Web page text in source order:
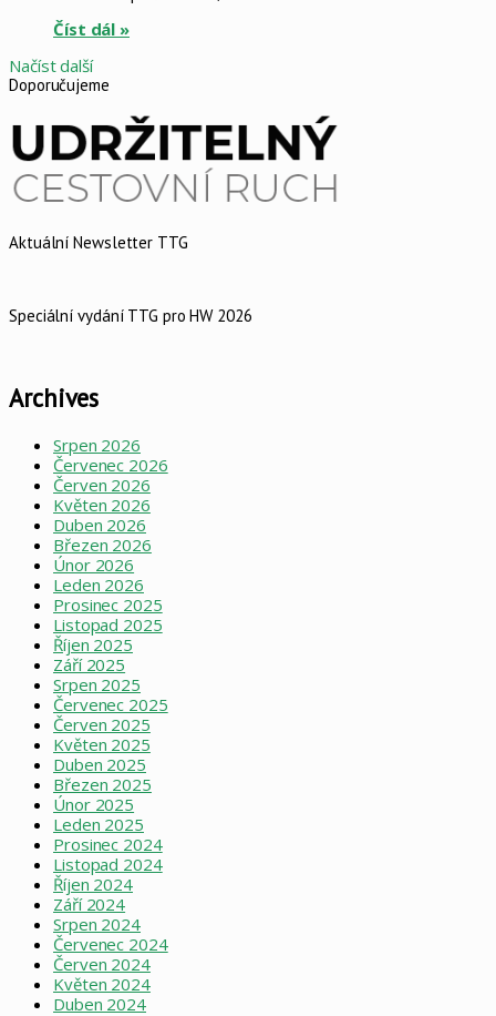
Číst dál »
Načíst další
Doporučujeme
Aktuální Newsletter TTG
Speciální vydání TTG pro HW 2026
Archives
Srpen 2026
Červenec 2026
Červen 2026
Květen 2026
Duben 2026
Březen 2026
Únor 2026
Leden 2026
Prosinec 2025
Listopad 2025
Říjen 2025
Září 2025
Srpen 2025
Červenec 2025
Červen 2025
Květen 2025
Duben 2025
Březen 2025
Únor 2025
Leden 2025
Prosinec 2024
Listopad 2024
Říjen 2024
Září 2024
Srpen 2024
Červenec 2024
Červen 2024
Květen 2024
Duben 2024